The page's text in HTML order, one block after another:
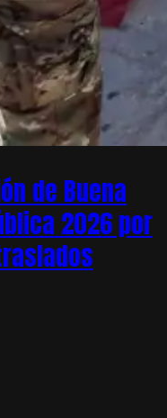
de Buena
2026 por